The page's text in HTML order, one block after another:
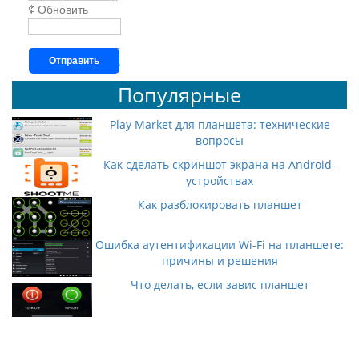
Обновить
Отправить
Популярные
Play Market для планшета: технические
вопросы
Как сделать скриншот экрана на Android-
устройствах
Как разблокировать планшет
Ошибка аутентификации Wi-Fi на планшете:
причины и решения
Что делать, если завис планшет